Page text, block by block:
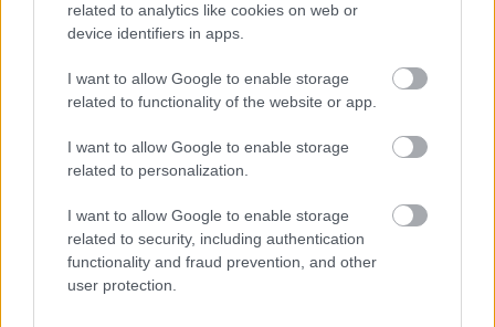
related to analytics like cookies on web or
device identifiers in apps.
I want to allow Google to enable storage
related to functionality of the website or app.
I want to allow Google to enable storage
related to personalization.
I want to allow Google to enable storage
related to security, including authentication
functionality and fraud prevention, and other
user protection.
Borbély Balázs Corburól és Nagy Ádámról beszélt, a
Górnik edzőjét idegesíti a Fradi előnye
A Ferencváros vezetőedzője látott hibákat, de elégedett az 1–0-s